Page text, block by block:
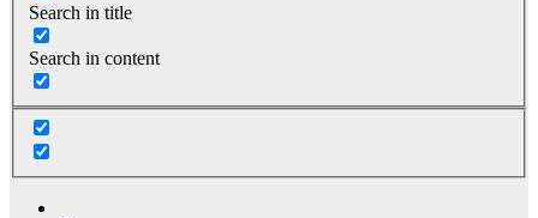
Search in title
Search in content